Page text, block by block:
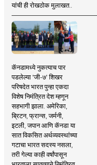
यांची ही रोखठोक मुलाखत..
कॅनडामध्ये नुकत्याच पार
पडलेल्या 'जी-७' शिखर
परिषदेत भारत पुन्हा एकदा
विशेष निमंत्रित देश म्हणून
सहभागी झाला. अमेरिका,
ब्रिटन, फ्रान्स, जर्मनी,
इटली, जपान आणि कॅनडा या
सात विकसित अर्थव्यवस्थांच्या
गटाचा भारत सदस्य नसला,
तरी गेल्या काही वर्षांपासून